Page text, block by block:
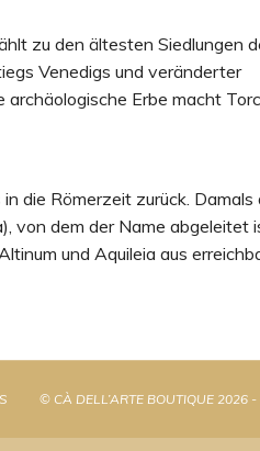
zu den ältesten Siedlungen
Venedigs und veränderter
Erbe macht
die Römerzeit zurück. Damals
von dem der Name abgeleitet
und Aquileia aus
© CÀ DELL’ARTE BOUTIQUE 2026